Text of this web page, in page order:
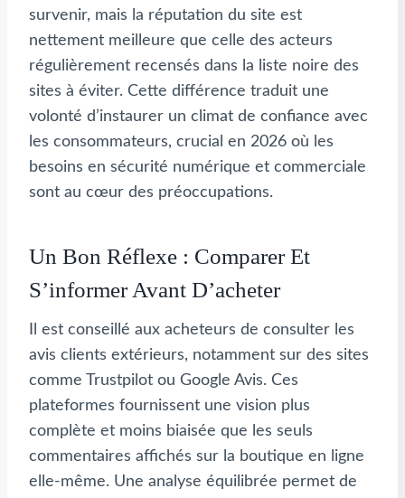
survenir, mais la réputation du site est
nettement meilleure que celle des acteurs
régulièrement recensés dans la liste noire des
sites à éviter. Cette différence traduit une
volonté d’instaurer un climat de confiance avec
les consommateurs, crucial en 2026 où les
besoins en sécurité numérique et commerciale
sont au cœur des préoccupations.
Un Bon Réflexe : Comparer Et
S’informer Avant D’acheter
Il est conseillé aux acheteurs de consulter les
avis clients extérieurs, notamment sur des sites
comme Trustpilot ou Google Avis. Ces
plateformes fournissent une vision plus
complète et moins biaisée que les seuls
commentaires affichés sur la boutique en ligne
elle-même. Une analyse équilibrée permet de